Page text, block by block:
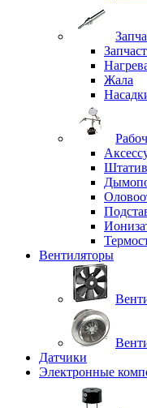
Жала
Вентиляторы
Датчики
Электронные